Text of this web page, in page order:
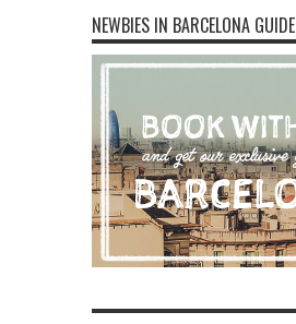
NEWBIES IN BARCELONA GUIDE